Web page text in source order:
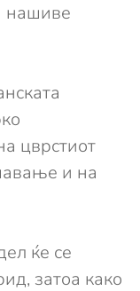
нашиве
цврстиот
и на
ќе се
затоа како